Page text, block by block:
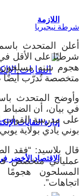
اللازمة
إدارة النفايات
الاقتصاد الأخضر
شرطة نيجيريا
شرطيًا على الأقل في
هجوم شنه
متخصصة تُدرّب
وأوضح المتحدث
على مدرسة القوات
بوني يادي بولاية
قال بلاسيد: “فقد
عملياتي متخصص
المسلحون
اتجاهات”.